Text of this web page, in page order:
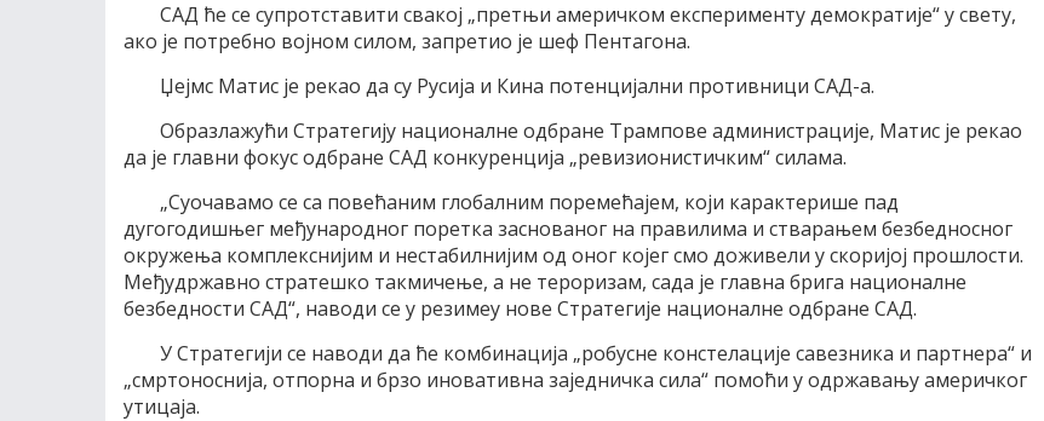
САД ће се супротставити свакој „претњи америчком експерименту демократије“ у свету,
ако је потребно војном силом, запретио је шеф Пентагона.
Џејмс Матис је рекао да су Русија и Кина потенцијални противници САД-а.
Образлажући Стратегију националне одбране Трампове администрације, Матис је рекао
да је главни фокус одбране САД конкуренција „ревизионистичким“ силама.
„Суочавамо се са повећаним глобалним поремећајем, који карактерише пад
дугогодишњег међународног поретка заснованог на правилима и стварањем безбедносног
окружења комплекснијим и нестабилнијим од оног којег смо доживели у скоријој прошлости.
Међудржавно стратешко такмичење, а не тероризам, сада је главна брига националне
безбедности САД“, наводи се у резимеу нове Стратегије националне одбране САД.
У Стратегији се наводи да ће комбинација „робусне констелације савезника и партнера“ и
„смртоноснија, отпорна и брзо иновативна заједничка сила“ помоћи у одржавању америчког
утицаја.